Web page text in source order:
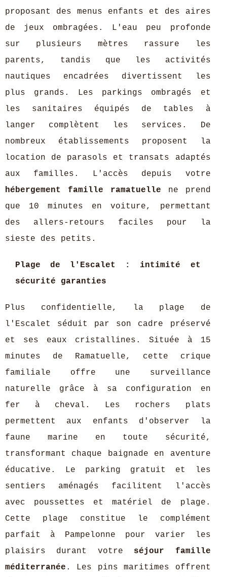
proposant des menus enfants et des aires
de jeux ombragées. L'eau peu profonde
sur plusieurs mètres rassure les
parents, tandis que les activités
nautiques encadrées divertissent les
plus grands. Les parkings ombragés et
les sanitaires équipés de tables à
langer complètent les services. De
nombreux établissements proposent la
location de parasols et transats adaptés
aux familles. L'accès depuis votre
hébergement famille ramatuelle ne prend
que 10 minutes en voiture, permettant
des allers-retours faciles pour la
sieste des petits.
Plage de l'Escalet : intimité et
sécurité garanties
Plus confidentielle, la plage de
l'Escalet séduit par son cadre préservé
et ses eaux cristallines. Située à 15
minutes de Ramatuelle, cette crique
familiale offre une surveillance
naturelle grâce à sa configuration en
fer à cheval. Les rochers plats
permettent aux enfants d'observer la
faune marine en toute sécurité,
transformant chaque baignade en aventure
éducative. Le parking gratuit et les
sentiers aménagés facilitent l'accès
avec poussettes et matériel de plage.
Cette plage constitue le complément
parfait à Pampelonne pour varier les
plaisirs durant votre séjour famille
méditerranée . Les pins maritimes offrent